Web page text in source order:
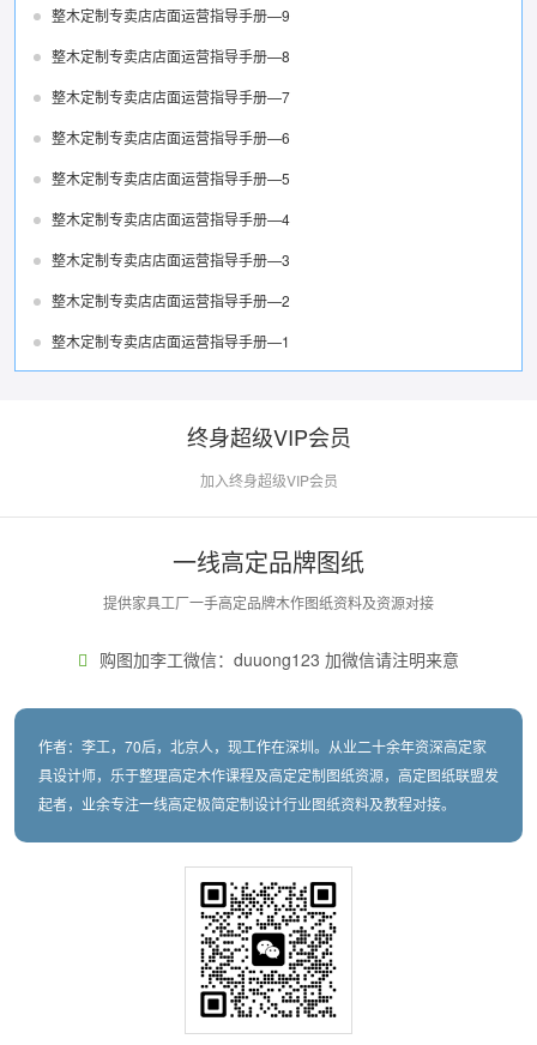
整木定制专卖店店面运营指导手册—9
整木定制专卖店店面运营指导手册—8
整木定制专卖店店面运营指导手册—7
整木定制专卖店店面运营指导手册—6
整木定制专卖店店面运营指导手册—5
整木定制专卖店店面运营指导手册—4
整木定制专卖店店面运营指导手册—3
整木定制专卖店店面运营指导手册—2
整木定制专卖店店面运营指导手册—1
终身超级VIP会员
加入终身超级VIP会员
一线高定品牌图纸
提供家具工厂一手高定品牌木作图纸资料及资源对接
购图加李工微信：duuong123 加微信请注明来意
作者：李工，70后，北京人，现工作在深圳。从业二十余年资深高定家
具设计师，乐于整理高定木作课程及高定定制图纸资源，高定图纸联盟发
起者，业余专注一线高定极简定制设计行业图纸资料及教程对接。